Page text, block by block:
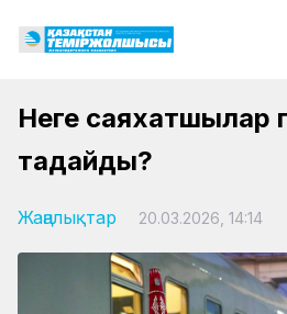
Неге саяхатшылар
таңдайды?
Жаңалықтар 20.03.2026, 14:14